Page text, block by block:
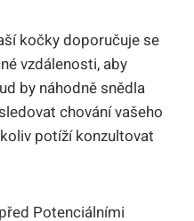
kočky doporučuje se
vzdálenosti, aby
by náhodně snědla
chování vašeho
potíží konzultovat